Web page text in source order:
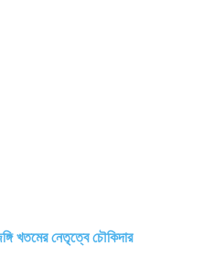
খতমের নেতৃত্বে চৌকিদার